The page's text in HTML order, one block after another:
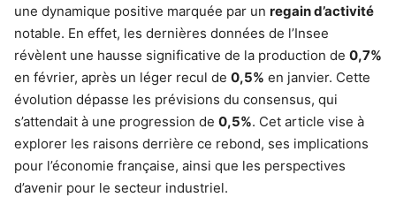
une dynamique positive marquée par un regain d’activité
notable. En effet, les dernières données de l’Insee
révèlent une hausse significative de la production de 0,7%
en février, après un léger recul de 0,5% en janvier. Cette
évolution dépasse les prévisions du consensus, qui
s’attendait à une progression de 0,5%. Cet article vise à
explorer les raisons derrière ce rebond, ses implications
pour l’économie française, ainsi que les perspectives
d’avenir pour le secteur industriel.